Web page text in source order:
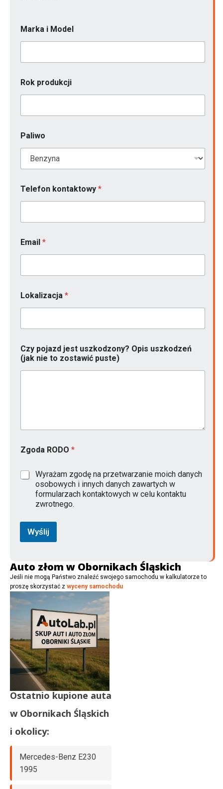
Marka i Model
s
z
o
z
o
n
?
*
Rok produkcji
Paliwo
Telefon kontaktowy *
Email *
Lokalizacja *
Czy pojazd jest uszkodzony? Opis uszkodzeń
(jak nie to zostawić puste)
Zgoda RODO *
Wyrażam zgodę na przetwarzanie moich danych
osobowych i innych danych zawartych w
formularzach kontaktowych w celu kontaktu
zwrotnego.
Wyślij
Auto złom w Obornikach Śląskich
Jeśli nie mogą Państwo znaleźć swojego samochodu w kalkulatorze to
proszę skorzystać z wyceny samochodu
Ostatnio kupione auta
w Obornikach Śląskich
i okolicy:
Mercedes-Benz E230
1995